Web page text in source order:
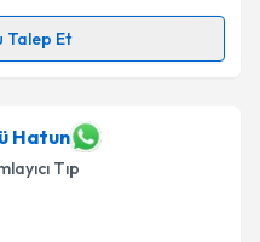
ilişkin
verilerimin belirtilen
Gönder
Talep Et
için randevu takvimi talebi
randevu almanız için bir
ile bilgilendireceğiz.
Hatun
Tıp